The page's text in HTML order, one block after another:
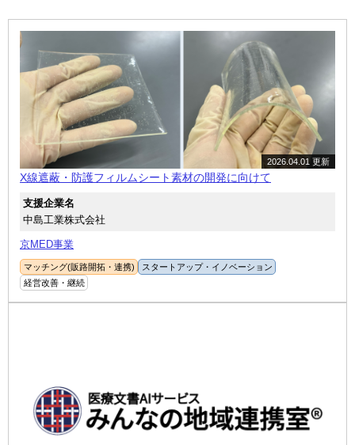
2026.04.01 更新
X線遮蔽・防護フィルムシート素材の開発に向けて
支援企業名
中島工業株式会社
京MED事業
マッチング(販路開拓・連携)
スタートアップ・イノベーション
経営改善・継続